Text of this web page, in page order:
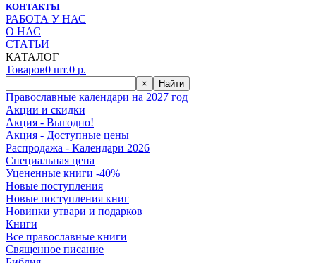
КОНТАКТЫ
РАБОТА У НАС
О НАС
СТАТЬИ
КАТАЛОГ
Товаров0 шт.0 р.
× Найти
Православные календари на 2027 год
Акции и скидки
Акция - Выгодно!
Акция - Доступные цены
Распродажа - Календари 2026
Специальная цена
Уцененные книги -40%
Новые поступления
Новые поступления книг
Новинки утвари и подарков
Книги
Все православные книги
Священное писание